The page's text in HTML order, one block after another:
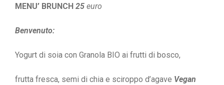
MENU’ BRUNCH 25 euro
Benvenuto:
Yogurt di soia con Granola BIO ai frutti di bosco,
frutta fresca, semi di chia e sciroppo d’agave Vegan